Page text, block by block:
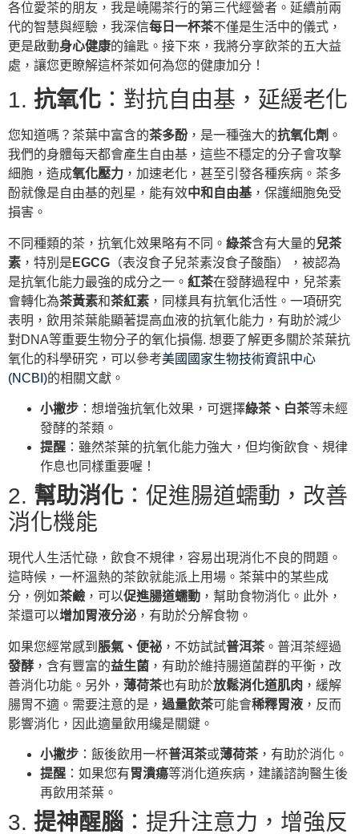
各位愛茶的朋友，我是嶢陽茶行的第三代經營者。延續前兩
代的智慧與經驗，我深信每日一杯茶不僅是生活中的儀式，
更是啟動身心健康的鑰匙。接下來，我將分享飲茶的五大益
處，讓您更瞭解這杯茶如何為您的健康加分！
1. 抗氧化 ：對抗自由基，延緩老化
您知道嗎？茶葉中富含的茶多酚 ，是一種強大的抗氧化劑 。
我們的身體每天都會產生自由基，這些不穩定的分子會攻擊
細胞，造成氧化壓力 ，加速老化，甚至引發各種疾病。茶多
酚就像是自由基的剋星，能有效中和自由基，保護細胞免受
損害。
不同種類的茶，抗氧化效果略有不同。 綠茶含有大量的兒茶
素 ，特別是 EGCG （表沒食子兒茶素沒食子酸酯），被認為
是抗氧化能力最強的成分之一。 紅茶在發酵過程中，兒茶素
會轉化為茶黃素和茶紅素 ，同樣具有抗氧化活性。一項研究
表明，飲用茶葉能顯著提高血液的抗氧化能力，有助於減少
對DNA等重要生物分子的氧化損傷. 想要了解更多關於茶葉抗
氧化的科學研究，可以參考美國國家生物技術資訊中心
(NCBI)的相關文獻。
小撇步 ：想增強抗氧化效果，可選擇綠茶、白茶等未經
發酵的茶類。
提醒 ：雖然茶葉的抗氧化能力強大，但均衡飲食、規律
作息也同樣重要喔！
2. 幫助消化 ：促進腸道蠕動，改善
消化機能
現代人生活忙碌，飲食不規律，容易出現消化不良的問題。
這時候，一杯溫熱的茶飲就能派上用場。茶葉中的某些成
分，例如茶鹼，可以促進腸道蠕動 ，幫助食物消化。此外，
茶還可以增加胃液分泌 ，有助於分解食物。
如果您經常感到 脹氣、便祕 ，不妨試試普洱茶。普洱茶經過
發酵 ，含有豐富的益生菌 ，有助於維持腸道菌群的平衡，改
善消化功能。另外， 薄荷茶也有助於放鬆消化道肌肉 ，緩解
腸胃不適。需要注意的是， 過量飲茶可能會稀釋胃液 ，反而
影響消化，因此適量飲用纔是關鍵。
小撇步 ：飯後飲用一杯普洱茶或薄荷茶，有助於消化。
提醒 ：如果您有胃潰瘍等消化道疾病，建議諮詢醫生後
再飲用茶葉。
3. 提神醒腦 ：提升注意力，增強反